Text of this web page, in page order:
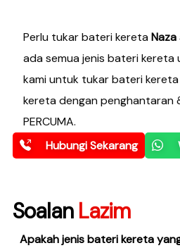
Perlu tukar bateri keretaNaza
ada semua jenis bateri kereta
kami untuk tukar bateri
kereta dengan penghantaran
PERCUMA.
Hubungi Sekarang
Soalan Lazim
Apakah jenis bateri kereta